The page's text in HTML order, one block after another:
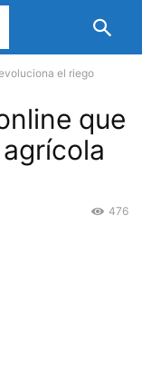
el riego
que
476